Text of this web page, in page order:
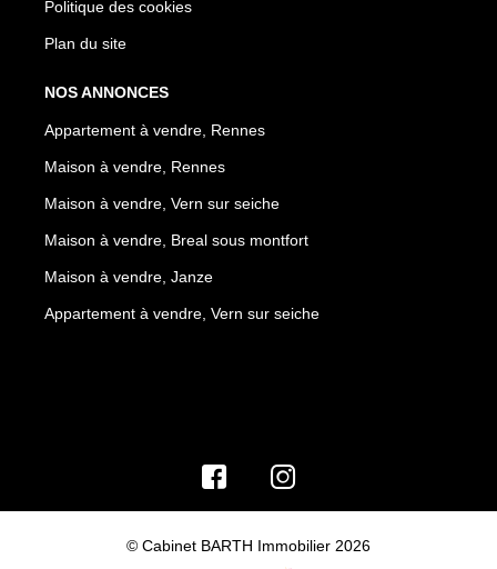
Politique des cookies
Plan du site
NOS ANNONCES
Appartement à vendre, Rennes
Maison à vendre, Rennes
Maison à vendre, Vern sur seiche
Maison à vendre, Breal sous montfort
Maison à vendre, Janze
Appartement à vendre, Vern sur seiche
© Cabinet BARTH Immobilier 2026